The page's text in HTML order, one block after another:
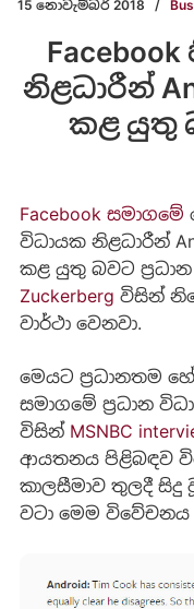
15 නොවැම්බර් 2018 /
නිළධාරීන්
කළ යුතු
Facebook සමාගමේ
විධායක නිළධාරීන්
කළ යුතු බවට
Zuckerberg විසින්
වාර්ථා වෙනවා.
මෙයට ප්‍රධානතම
සමාගමේ ප්‍රධාන
විසින් MSNBC
ආයතනය පිළිබඳව
කාලසීමාව තුලදී සිදු
වටා මෙම විවේචනය